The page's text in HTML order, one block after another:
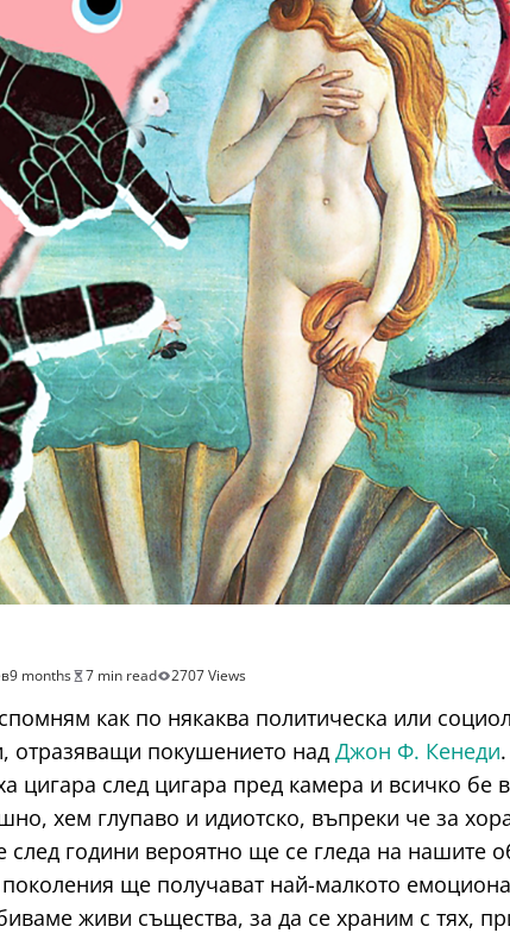
9 months 7 min read 2707 Views
как по някаква политическа или
отразяващи покушението над Джон Ф. Кенеди
цигара след цигара пред камера и всичко бе
хем глупаво и идиотско, въпреки че за
години вероятно ще се гледа на нашите
ще получават най-малкото
живи същества, за да се храним с тях,